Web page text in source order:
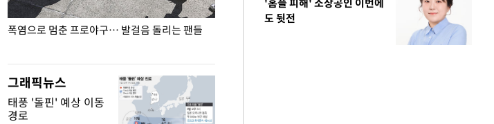
폭염으로 멈춘 프로야구… 발걸음 돌리는 팬들
이 대통령, '청년 대책 속도 높여야…폭염 문제도 입추 코앞인데
그래픽뉴스
태풍 '돌핀' 예상 이동
경로
도 뒷전